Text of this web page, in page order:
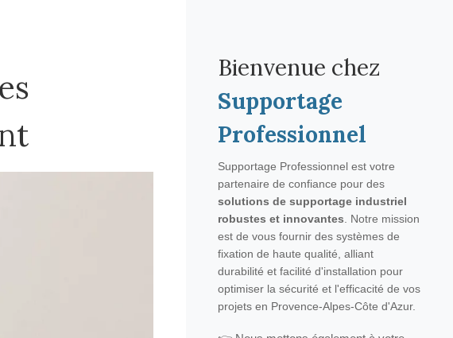
Bienvenue chez
Supportage
Professionnel
Supportage Professionnel est votre
partenaire de confiance pour des
solutions de supportage industriel
robustes et innovantes . Notre mission
est de vous fournir des systèmes de
fixation de haute qualité, alliant
durabilité et facilité d'installation pour
optimiser la sécurité et l'efficacité de vos
projets en Provence-Alpes-Côte d'Azur.